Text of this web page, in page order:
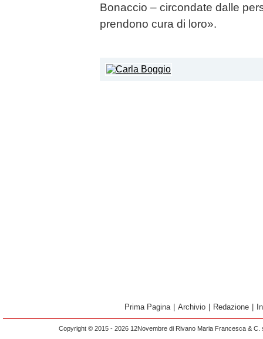
Bonaccio – circondate dalle
prendono cura di loro».
Prima Pagina Archivio Redazione
Copyright © 2015 - 2026 12Novembre di Rivano Maria Francesca &